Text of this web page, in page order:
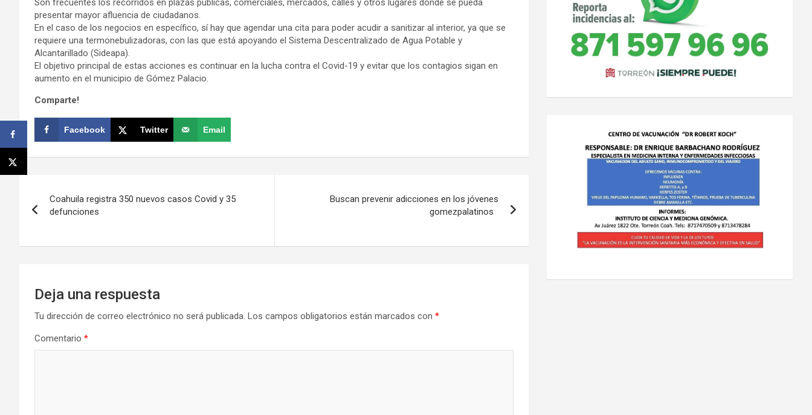
Son frecuentes los recorridos en plazas públicas, comerciales, mercados, calles y otros lugares donde se pueda
presentar mayor afluencia de ciudadanos.
En el caso de los negocios en específico, sí hay que agendar una cita para poder acudir a sanitizar al interior, ya que se
requiere una termonebulizadoras, con las que está apoyando el Sistema Descentralizado de Agua Potable y
Alcantarillado (Sideapa).
El objetivo principal de estas acciones es continuar en la lucha contra el Covid-19 y evitar que los contagios sigan en
aumento en el municipio de Gómez Palacio.
Comparte!
Facebook Twitter Email
de
Coahuila registra 350 nuevos casos Covid y 35
defunciones
Buscan prevenir adicciones en los jóvenes
gomezpalatinos
Deja una respuesta
Tu dirección de correo electrónico no será publicada. Los campos obligatorios están marcados con *
Comentario *